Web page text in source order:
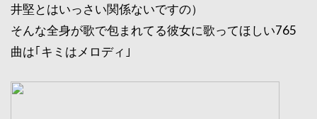
井堅とはいっさい関係ないですの）
そんな全身が歌で包まれてる彼女に歌ってほしい765
曲は｢キミはメロディ｣